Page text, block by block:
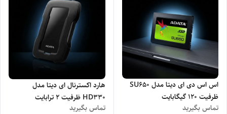
اس اس دی ای دیتا مدل SU650
ظرفیت 120 گیگابایت
تماس بگیرید
هارد اکسترنال ای دیتا مدل
HD330 ظرفیت 2 ترابایت
تماس بگیرید